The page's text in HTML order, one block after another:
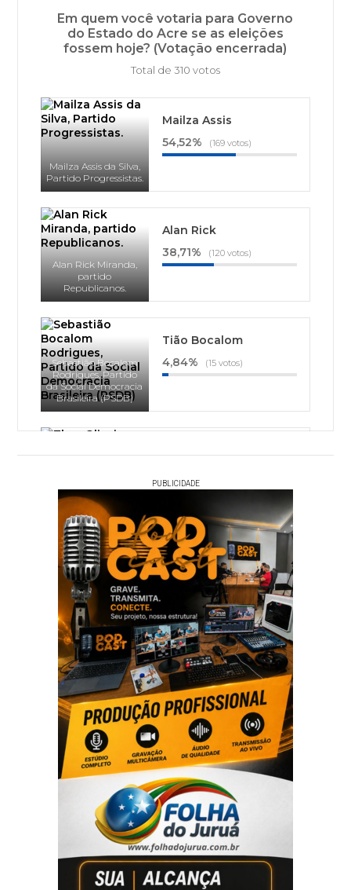
Em quem você votaria para Governo
do Estado do Acre se as eleições
fossem hoje? (Votação encerrada)
Total de 310 votos
Mailza Assis da Silva,
Partido Progressistas.
Mailza Assis
54,52%
(169 votos)
Alan Rick Miranda,
partido
Republicanos.
Alan Rick
38,71%
(120 votos)
Sebastião Bocalom
Rodrigues, Partido
da Social Democracia
Brasileira (PSDB)
Tião Bocalom
4,84%
(15 votos)
Partido Socialista
Brasileiro (PSB)
PUBLICIDADE